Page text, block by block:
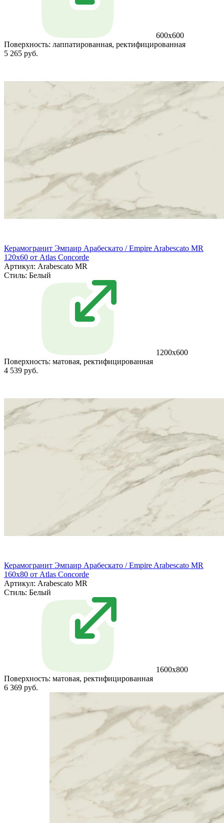
600x600
Поверхность: лаппатированная, ректифицированная
5 265 руб.
Керамогранит Эмпаир Арабескато / Empire Arabescato MR
120x60 от Atlas Concorde
Артикул: Arabescato MR
Стиль: Белый
1200x600
Поверхность: матовая, ректифицированная
4 539 руб.
Керамогранит Эмпаир Арабескато / Empire Arabescato MR
160x80 от Atlas Concorde
Артикул: Arabescato MR
Стиль: Белый
1600x800
Поверхность: матовая, ректифицированная
6 369 руб.